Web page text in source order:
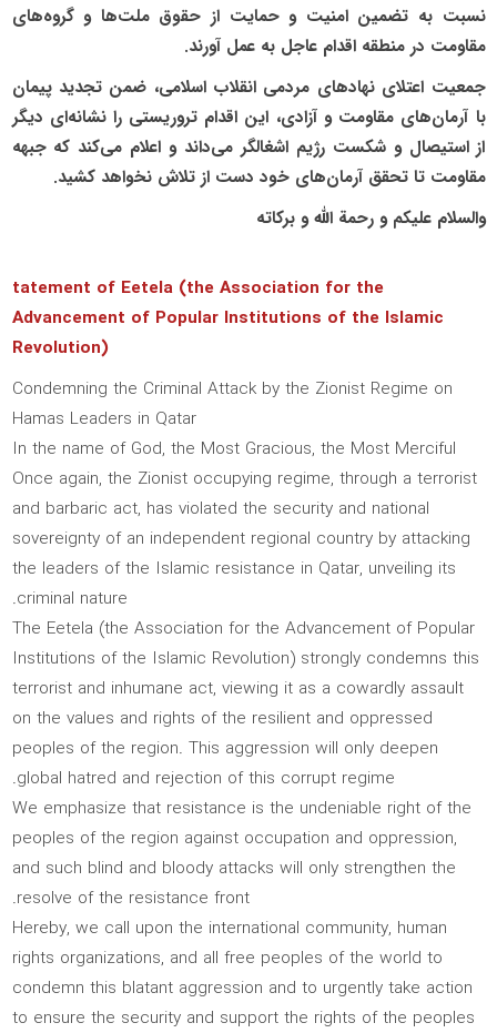
نسبت به تضمین امنیت و حمایت از حقوق ملت‌ها و گروه‌های
مقاومت در منطقه اقدام عاجل به عمل آورند.
جمعیت اعتلای نهادهای مردمی انقلاب اسلامی، ضمن تجدید پیمان
با آرمان‌های مقاومت و آزادی، این اقدام تروریستی را نشانه‌ای دیگر
از استیصال و شکست رژیم اشغالگر می‌داند و اعلام می‌کند که جبهه
مقاومت تا تحقق آرمان‌های خود دست از تلاش نخواهد کشید.
والسلام علیکم و رحمة الله و برکاته
tatement of Eetela (the Association for the
Advancement of Popular Institutions of the Islamic
Revolution)
Condemning the Criminal Attack by the Zionist Regime on
Hamas Leaders in Qatar
In the name of God, the Most Gracious, the Most Merciful
Once again, the Zionist occupying regime, through a terrorist
and barbaric act, has violated the security and national
sovereignty of an independent regional country by attacking
the leaders of the Islamic resistance in Qatar, unveiling its
criminal nature.
The Eetela (the Association for the Advancement of Popular
Institutions of the Islamic Revolution) strongly condemns this
terrorist and inhumane act, viewing it as a cowardly assault
on the values and rights of the resilient and oppressed
peoples of the region. This aggression will only deepen
global hatred and rejection of this corrupt regime.
We emphasize that resistance is the undeniable right of the
peoples of the region against occupation and oppression,
and such blind and bloody attacks will only strengthen the
resolve of the resistance front.
Hereby, we call upon the international community, human
rights organizations, and all free peoples of the world to
condemn this blatant aggression and to urgently take action
to ensure the security and support the rights of the peoples